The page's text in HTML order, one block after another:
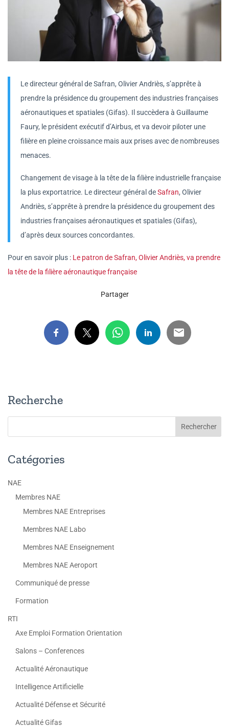
Le directeur général de Safran, Olivier Andriès, s’apprête à
prendre la présidence du groupement des industries françaises
aéronautiques et spatiales (Gifas). Il succèdera à Guillaume
Faury, le président exécutif d’Airbus, et va devoir piloter une
filière en pleine croissance mais aux prises avec de nombreuses
menaces.
Changement de visage à la tête de la filière industrielle française
la plus exportatrice. Le directeur général deSafran, Olivier
Andriès, s’apprête à prendre la présidence du groupement des
industries françaises aéronautiques et spatiales (Gifas),
d’après deux sources concordantes.
Pour en savoir plus : Le patron de Safran, Olivier Andriès, va prendre
la tête de la filière aéronautique française
Partager
Recherche
Catégories
NAE
Membres NAE
Membres NAE Entreprises
Membres NAE Labo
Membres NAE Enseignement
Membres NAE Aeroport
Communiqué de presse
Formation
RTI
Axe Emploi Formation Orientation
Salons – Conferences
Actualité Aéronautique
Intelligence Artificielle
Actualité Défense et Sécurité
Actualité Gifas